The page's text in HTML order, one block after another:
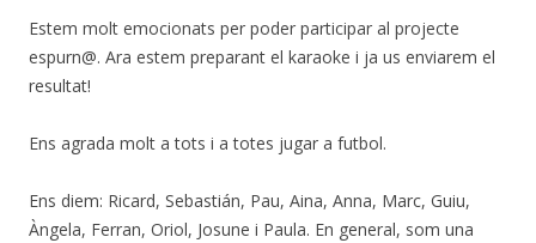
Estem molt emocionats per poder participar al projecte
espurn@. Ara estem preparant el karaoke i ja us enviarem el
resultat!
Ens agrada molt a tots i a totes jugar a futbol.
Ens diem: Ricard, Sebastián, Pau, Aina, Anna, Marc, Guiu,
Àngela, Ferran, Oriol, Josune i Paula. En general, som una